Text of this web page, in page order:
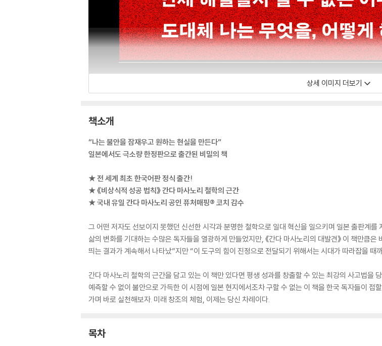
상세 이미지 더보기
책소개
“나는 불안을 잠재우고 원하는 현실을 만든다”
일본에서도 극소량 한정판으로 출간된 비밀의 책
★ 전 세계 최초 한국어판 정식 출간!
★ 《비상식적 성공 법칙》 간다 마사노리 철학의 근간
★ 국내 유일 간다 마사노리 공인 퓨처매핑® 코치 감수
그 어떤 저자도 선보이지 못했던 신선한 시각과 분명한 철학으로 일대 혁신을 일으키며 일본 출판계
삶의 변화를 기대하는 수많은 독자들을 열광하게 만들었지만, 《간다 마사노리의 대발견》 이 책만큼
띄는 결과가 계속해서 나타났”지만 “이 도구의 힘이 진정으로 전달되기 위해서는 시대가 따라잡을
간다 마사노리 철학의 근간을 담고 있는 이 책만 있다면 평생 성과를 창출할 수 있는 최강의 사고법을
예측할 수 없이 불안으로 가득한 이 시점에 일본 현지에서조차 구할 수 없는 이 책을 한국 독자들이
가며 바로 실천해보자. 미래 창조의 체험, 이제는 당신 차례이다.
목차